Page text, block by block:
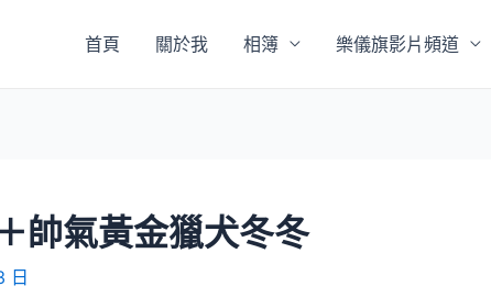
首頁 關於我 相簿 樂儀旗影片頻道
帥氣黃金獵犬冬冬
日